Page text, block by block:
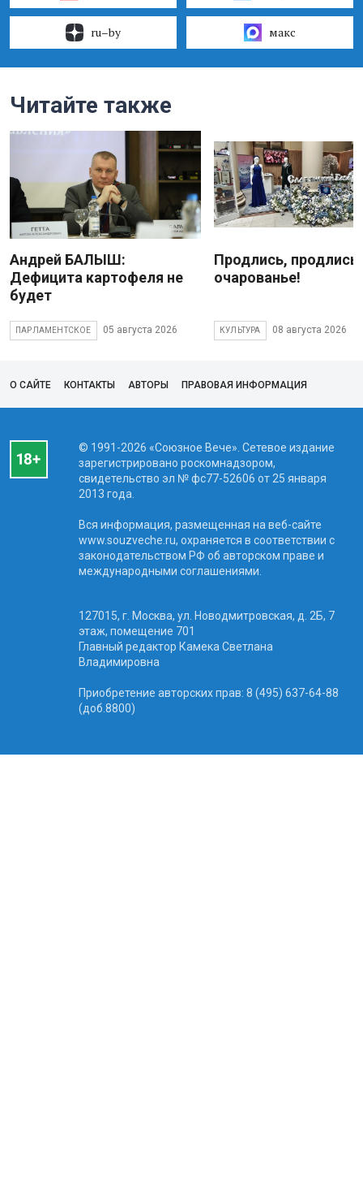
ru–by макс
Читайте также
Андрей БАЛЫШ:
Дефицита картофеля не
будет
ПАРЛАМЕНТСКОЕ 05 августа 2026
Продлись, продлись
очарованье!
КУЛЬТУРА 08 августа 2026
О САЙТЕ КОНТАКТЫ АВТОРЫ ПРАВОВАЯ ИНФОРМАЦИЯ
© 1991-2026 «Союзное Вече». Сетевое издание
зарегистрировано роскомнадзором,
свидетельство эл № фc77-52606 от 25 января
2013 года.
Вся информация, размещенная на веб-сайте
www.souzveche.ru, охраняется в соответствии с
законодательством РФ об авторском праве и
международными соглашениями.
127015, г. Москва, ул. Новодмитровская, д. 2Б, 7
этаж, помещение 701
Главный редактор Камека Светлана
Владимировна
Приобретение авторских прав: 8 (495) 637-64-88
(доб.8800)